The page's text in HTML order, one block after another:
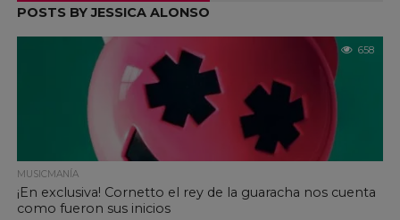
POSTS BY JESSICA ALONSO
658
MUSICMANÍA
¡En exclusiva! Cornetto el rey de la guaracha nos cuenta
como fueron sus inicios